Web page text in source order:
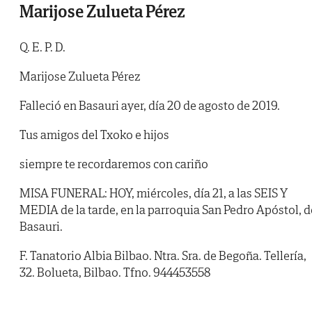
Marijose Zulueta Pérez
Q. E. P. D.
Marijose Zulueta Pérez
Falleció en Basauri ayer, día 20 de agosto de 2019.
Tus amigos del Txoko e hijos
siempre te recordaremos con cariño
MISA FUNERAL: HOY, miércoles, día 21, a las SEIS Y
MEDIA de la tarde, en la parroquia San Pedro Apóstol,
Basauri.
F. Tanatorio Albia Bilbao. Ntra. Sra. de Begoña. Tellería,
32. Bolueta, Bilbao. Tfno. 944453558